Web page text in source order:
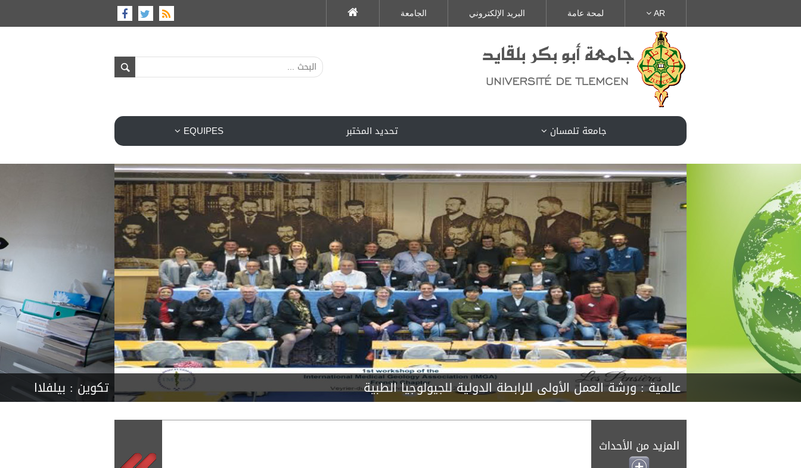
AR لمحة عامة البريد الإلكتروني الجامعة
جامعة تلمسان تحديد المختبر EQUIPES
تكوين : بيلفلاا عالمية :ورشة العمل الأولى للرابطة الدولية للجيولوجيا الطبية
المزيد من الأحداث